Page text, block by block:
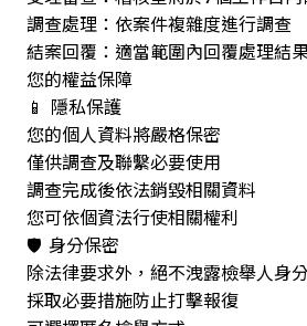
調查處理：依案件複雜度進行調查
結案回覆：適當範圍內回覆處理結
您的權益保障
📱 隱私保護
您的個人資料將嚴格保密
僅供調查及聯繫必要使用
調查完成後依法銷毀相關資料
您可依個資法行使相關權利
🛡️ 身分保密
除法律要求外，絕不洩露檢舉人身
採取必要措施防止打擊報復